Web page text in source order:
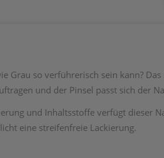
Grau so verführerisch sein kann?
und der Pinsel passt sich der
und Inhaltsstoffe verfügt dieser
eine streifenfreie Lackierung.